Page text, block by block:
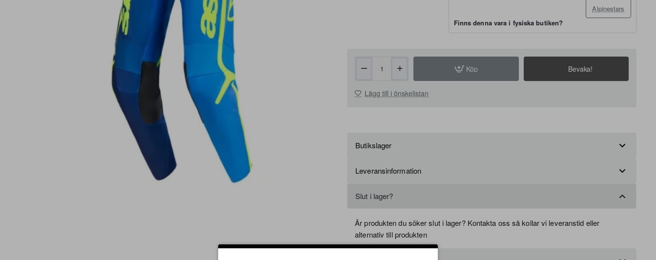
Alpinestars
Finns denna vara i fysiska butiken?
Köp Bevaka!
Lägg till i önskelistan
Butikslager
Leveransinformation
Slut i lager?
Är produkten du söker slut i lager? Kontakta oss så kollar vi leveranstid eller
alternativ till produkten